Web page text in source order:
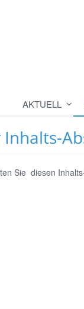
AKTUELL
Inhalts-
Sie diesen